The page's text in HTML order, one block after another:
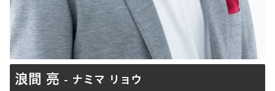
浪間 亮 - ナミマ リョウ